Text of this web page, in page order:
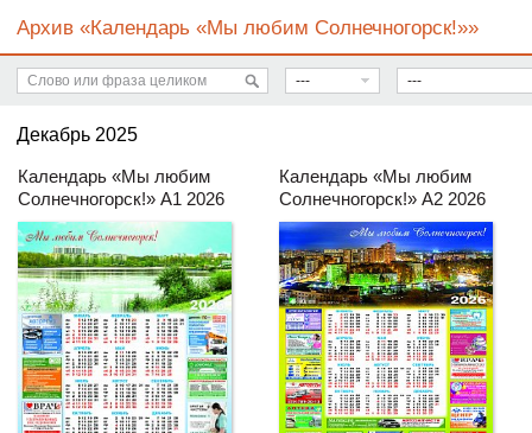
Архив «Календарь «Мы любим Солнечногорск!»»
--- ---
Декабрь 2025
Календарь «Мы любим
Солнечногорск!» А1 2026
Календарь «Мы любим
Солнечногорск!» А2 2026